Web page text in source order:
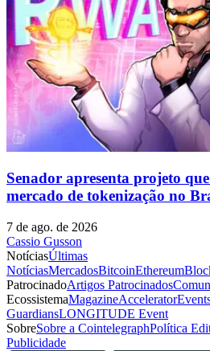
Senador apresenta projeto
mercado de tokenização no
7 de ago. de 2026
Cassio Gusson
NotíciasÚltimas
NotíciasMercadosBitcoinEthereum
PatrocinadoArtigos Patrocinados
EcossistemaMagazineAccelerator
GuardiansLONGITUDE Event
SobreSobre a CointelegraphPolítica
Publicidade